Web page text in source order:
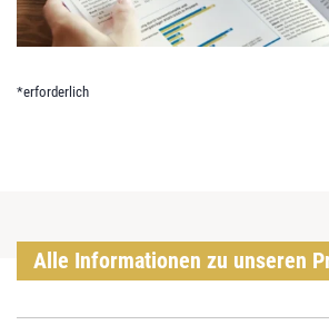
*erforderlich
Alle Informationen zu unseren